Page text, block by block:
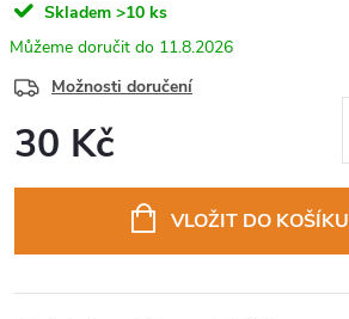
Skladem >10 ks
11.8.2026
Možnosti doručení
30 Kč
VLOŽIT DO KOŠÍKU